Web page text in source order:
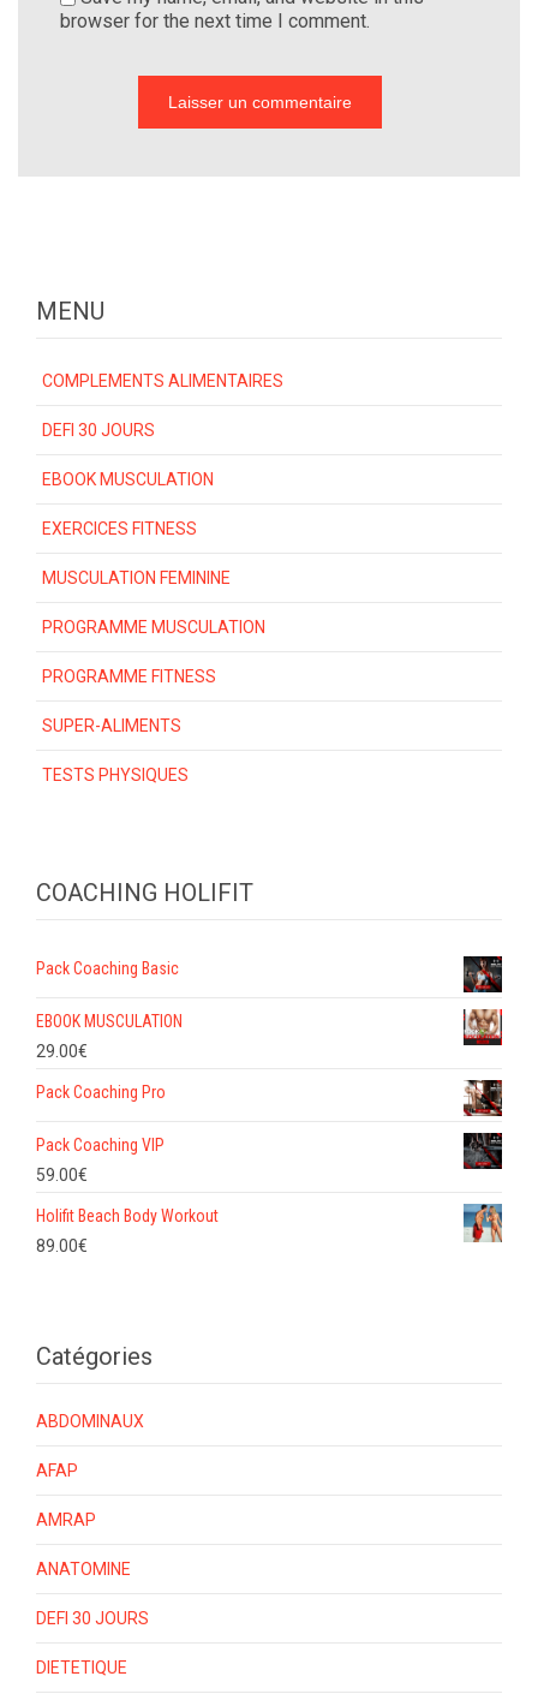
browser for the next time I comment.
MENU
COMPLEMENTS ALIMENTAIRES
DEFI 30 JOURS
EBOOK MUSCULATION
EXERCICES FITNESS
MUSCULATION FEMININE
PROGRAMME MUSCULATION
PROGRAMME FITNESS
SUPER-ALIMENTS
TESTS PHYSIQUES
COACHING HOLIFIT
Pack Coaching Basic
EBOOK MUSCULATION
29.00€
Pack Coaching Pro
Pack Coaching VIP
59.00€
Holifit Beach Body Workout
89.00€
Catégories
ABDOMINAUX
AFAP
AMRAP
ANATOMINE
DEFI 30 JOURS
DIETETIQUE